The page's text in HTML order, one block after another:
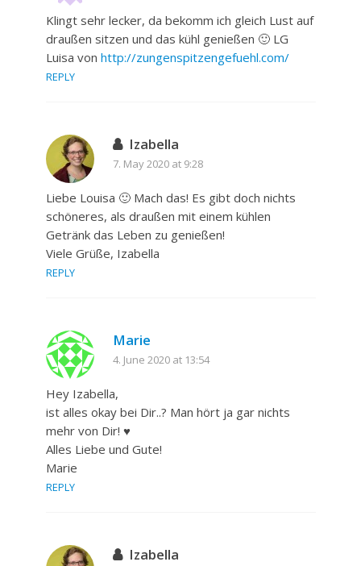
Klingt sehr lecker, da bekomm ich gleich Lust auf
draußen sitzen und das kühl genießen 🙂 LG
Luisa von http://zungenspitzengefuehl.com/
REPLY
Izabella
7. May 2020 at 9:28
Liebe Louisa 🙂 Mach das! Es gibt doch nichts
schöneres, als draußen mit einem kühlen
Getränk das Leben zu genießen!
Viele Grüße, Izabella
REPLY
Marie
4. June 2020 at 13:54
Hey Izabella,
ist alles okay bei Dir..? Man hört ja gar nichts
mehr von Dir! ♥
Alles Liebe und Gute!
Marie
REPLY
Izabella